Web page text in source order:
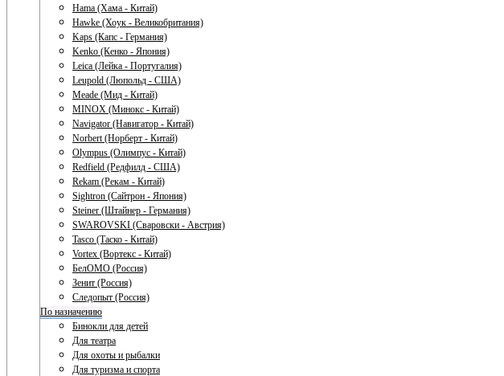
Hama (Хама - Китай)
Hawke (Хоук - Великобритания)
Kaps (Капс - Германия)
Kenko (Кенко - Япония)
Leica (Лейка - Португалия)
Leupold (Люпольд - США)
Meade (Мид - Китай)
MINOX (Минокс - Китай)
Navigator (Навигатор - Китай)
Norbert (Норберт - Китай)
Olympus (Олимпус - Китай)
Redfield (Редфилд - США)
Rekam (Рекам - Китай)
Sightron (Сайтрон - Япония)
Steiner (Штайнер - Германия)
SWAROVSKI (Сваровски - Австрия)
Tasco (Таско - Китай)
Vortex (Вортекс - Китай)
БелОМО (Россия)
Зенит (Россия)
Следопыт (Россия)
По назначению
Бинокли для детей
Для театра
Для охоты и рыбалки
Для туризма и спорта